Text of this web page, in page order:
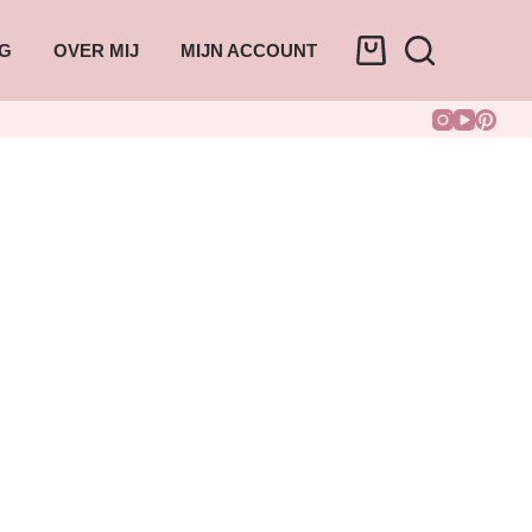
OVER MIJ MIJN ACCOUNT